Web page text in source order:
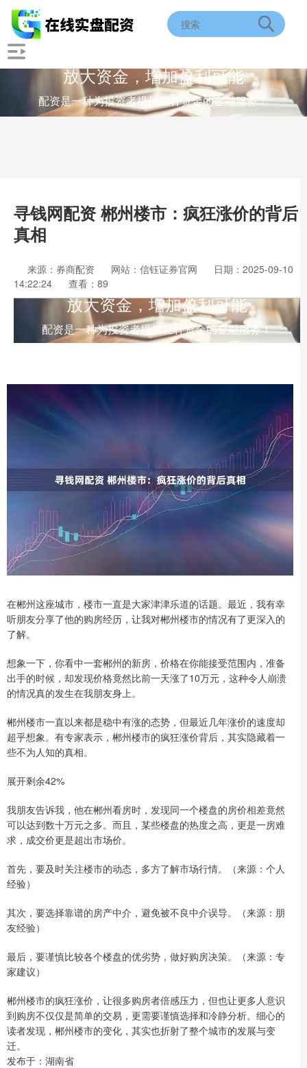
放大资金，增加盈利可能
配资是一种为投资者提供杠杆资金的金融服务！
寻钱网配资 郴州楼市：疯狂涨价的背后
真相
来源：券商配资 网站：信钰证券官网
日期：2025-09-10
14:22:24
查看：89
放大资金，增加盈利可能
配资是一种为投资者提供杠杆资金的金融服务！
在郴州这座城市，楼市一直是大家津津乐道的话题。最近，我有幸
听朋友分享了他的购房经历，让我对郴州楼市的情况有了更深入的
了解。
想象一下，你看中一套郴州的新房，价格在你能接受范围内，准备
出手的时候，却发现价格竟然比前一天涨了10万元，这种令人崩溃
的情况真的发生在我朋友身上。
郴州楼市一直以来都是稳中有涨的态势，但最近几年涨价的速度却
超乎想象。有专家表示，郴州楼市的疯狂涨价背后，其实隐藏着一
些不为人知的真相。
展开剩余42%
我朋友告诉我，他在郴州看房时，发现同一个楼盘的房价相差竟然
可以达到数十万元之多。而且，某些楼盘的热度之高，更是一房难
求，成交价更是超出市场价。
首先，要及时关注楼市的动态，多方了解市场行情。（来源：个人
经验）
其次，要选择靠谱的房产中介，避免被不良中介误导。（来源：朋
友经验）
最后，要谨慎比较各个楼盘的优劣势，做好购房决策。（来源：专
家建议）
郴州楼市的疯狂涨价，让很多购房者倍感压力，但也让更多人意识
到购房不仅仅是简单的交易，更需要谨慎选择和冷静分析。细心的
读者发现，郴州楼市的变化，其实也折射了整个城市的发展与变
迁。
发布于：湖南省